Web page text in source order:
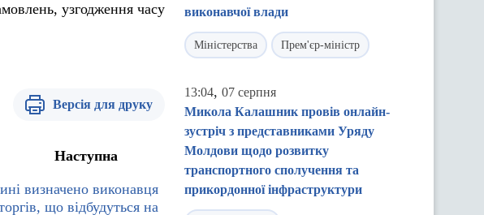
узгодження часу
Версія для друку
Наступна
визначено виконавця
що відбудуться на
виконавчої влади
Міністерства Прем'єр-міністр
13:04, 07 серпня
Микола Калашник провів онлайн-
зустріч з представниками Уряду
Молдови щодо розвитку
транспортного сполучення та
прикордонної інфраструктури